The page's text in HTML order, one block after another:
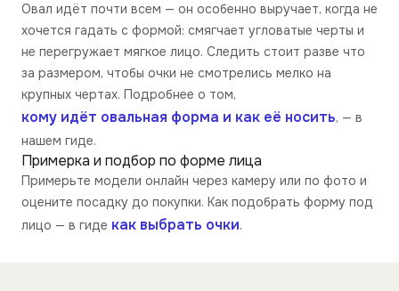
Овал идёт почти всем — он особенно выручает, когда не
хочется гадать с формой: смягчает угловатые черты и
не перегружает мягкое лицо. Следить стоит разве что
за размером, чтобы очки не смотрелись мелко на
крупных чертах. Подробнее о том,
кому идёт овальная форма и как её носить, — в
нашем гиде.
Примерка и подбор по форме лица
Примерьте модели онлайн через камеру или по фото и
оцените посадку до покупки. Как подобрать форму под
лицо — в гиде как выбрать очки.